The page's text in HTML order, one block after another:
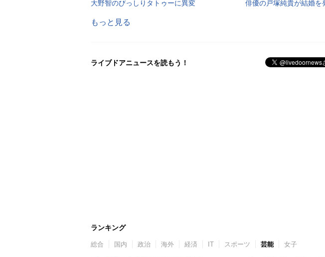
大野智のびっしりタトゥーに異変
俳優の戸塚純貴が結婚を
もっと見る
ライブドアニュースを読もう！
ランキング
総合 国内 政治 海外 経済 IT スポーツ 芸能 女子